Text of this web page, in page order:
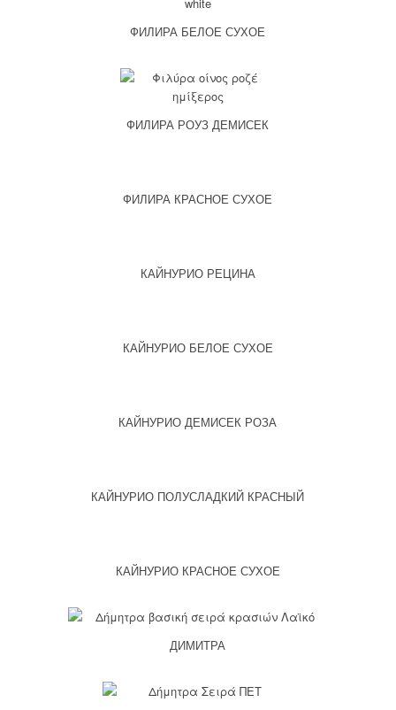
ФИЛИРА БЕЛОЕ СУХОЕ
ФИЛИРА РОУЗ ДЕМИСЕК
ФИЛИРА КРАСНОЕ СУХОЕ
КАЙНУРИО РЕЦИНА
КАЙНУРИО БЕЛОЕ СУХОЕ
КАЙНУРИО ДЕМИСЕК РОЗА
КАЙНУРИО ПОЛУСЛАДКИЙ КРАСНЫЙ
КАЙНУРИО КРАСНОЕ СУХОЕ
ДИМИТРА